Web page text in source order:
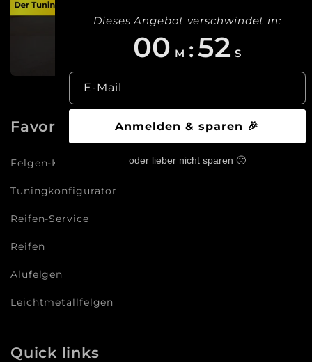
Dieses Angebot verschwindet in:
00 M : 51 S
E-Mail
Anmelden & sparen 🎉
oder lieber nicht sparen 🙁
Favoriten
Felgen-Konfigurator
Tuningkonfigurator
Reifen-Service
Reifen
Alufelgen
Leichtmetallfelgen
Quick links